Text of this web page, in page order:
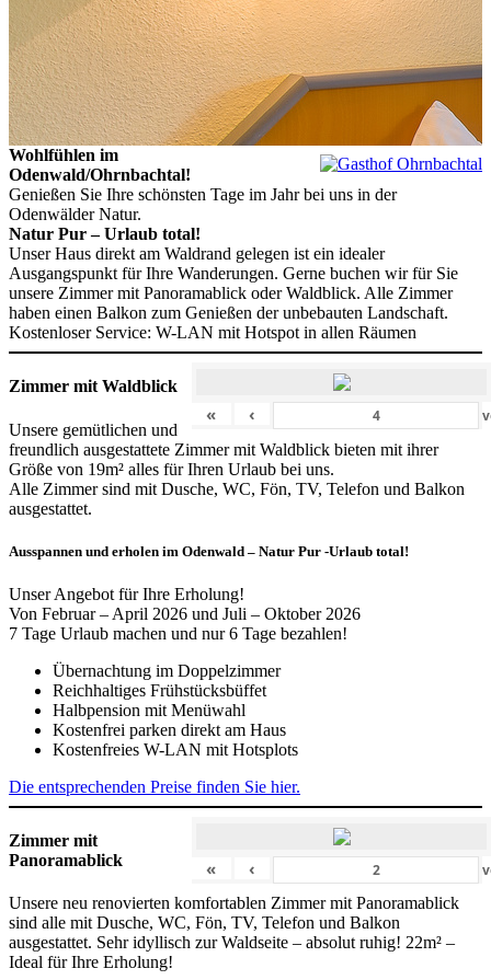
Wohlfühlen im
Odenwald/Ohrnbachtal!
Genießen Sie Ihre schönsten Tage im Jahr bei uns in der
Odenwälder Natur.
Natur Pur – Urlaub total!
Unser Haus direkt am Waldrand gelegen ist ein idealer
Ausgangspunkt für Ihre Wanderungen. Gerne buchen wir für Sie
unsere Zimmer mit Panoramablick oder Waldblick. Alle Zimmer
haben einen Balkon zum Genießen der unbebauten Landschaft.
Kostenloser Service: W-LAN mit Hotspot in allen Räumen
« ‹
Zimmer mit Waldblick
Unsere gemütlichen und
freundlich ausgestattete Zimmer mit Waldblick bieten mit ihrer
Größe von 19m² alles für Ihren Urlaub bei uns.
Alle Zimmer sind mit Dusche, WC, Fön, TV, Telefon und Balkon
ausgestattet.
Ausspannen und erholen im Odenwald – Natur Pur -Urlaub total!
Unser Angebot für Ihre Erholung!
Von Februar – April 2026 und Juli – Oktober 2026
7 Tage Urlaub machen und nur 6 Tage bezahlen!
Übernachtung im Doppelzimmer
Reichhaltiges Frühstücksbüffet
Halbpension mit Menüwahl
Kostenfrei parken direkt am Haus
Kostenfreies W-LAN mit Hotsplots
Die entsprechenden Preise finden Sie hier.
« ‹
Zimmer mit
Panoramablick
Unsere neu renovierten komfortablen Zimmer mit Panoramablick
sind alle mit Dusche, WC, Fön, TV, Telefon und Balkon
ausgestattet. Sehr idyllisch zur Waldseite – absolut ruhig! 22m² –
Ideal für Ihre Erholung!